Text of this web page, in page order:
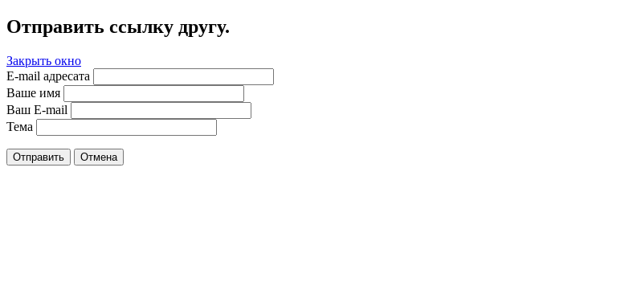
Отправить ссылку другу.
Закрыть окно
E-mail адресата
Ваше имя
Ваш E-mail
Тема
Отправить Отмена